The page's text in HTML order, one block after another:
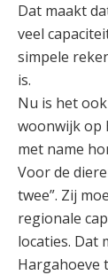
Dat maakt
veel
simpele
is.
Nu is het
woonwijk op
met name
Voor de
twee”. Zij
regionale
locaties. Dat
Hargahoeve